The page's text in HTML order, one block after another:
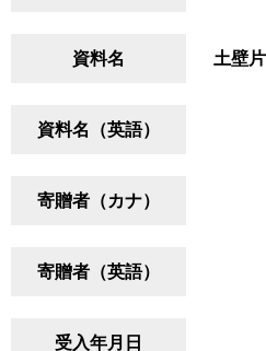
資料名 土壁片
資料名（英語）
寄贈者（カナ）
寄贈者（英語）
受入年月日